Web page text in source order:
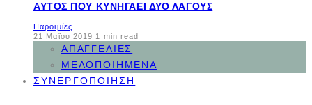
ΑΥΤΌΣ ΠΟΥ ΚΥΝΗΓΆΕΙ ΔΥΟ ΛΑΓΟΎΣ
Παροιμίες
21 Μαΐου 2019 1 min read
ΑΠΑΓΓΕΛΊΕΣ
ΜΕΛΟΠΟΙΗΜΈΝΑ
ΣΥΝΕΡΓΟΠΟΊΗΣΗ